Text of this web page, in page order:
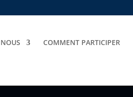
COMMENT PARTICIPER